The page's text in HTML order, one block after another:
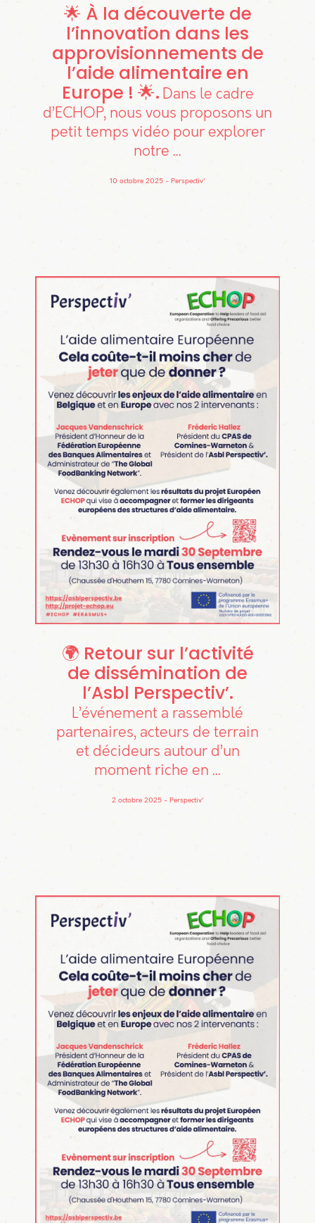
🌟 À la découverte de
l’innovation dans les
approvisionnements de
l’aide alimentaire en
Europe ! 🌟 Dans le cadre
d’ECHOP, nous vous proposons un
petit temps vidéo pour explorer
notre ...
10 octobre 2025 Perspectiv'
🌍 Retour sur l’activité
de dissémination de
l’Asbl Perspectiv’
L’événement a rassemblé
partenaires, acteurs de terrain
et décideurs autour d’un
moment riche en ...
2 octobre 2025 Perspectiv'